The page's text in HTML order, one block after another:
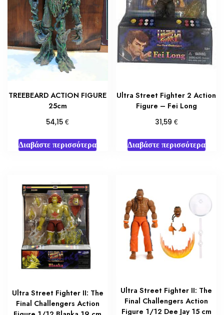
TREEBEARD ACTION FIGURE
25cm
54,15€
Διαβάστε περισσότερα
Ultra Street Fighter 2 Action
Figure – Fei Long
31,59 €
Διαβάστε περισσότερα
Ultra Street Fighter II: The
Final Challengers Action
Ultra Street Fighter II: The
Final Challengers Action
Figure 1/12 Dee Jay 15 cm